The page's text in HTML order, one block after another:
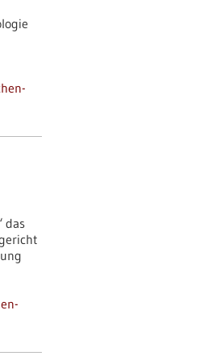
das